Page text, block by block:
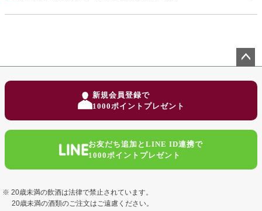
新規会員登録で
1000ポイントプレゼント
お友だち追加とLINE ID連携で
1000ポイントプレゼント
20歳未満の飲酒は法律で禁止されています。
20歳未満の酒類のご注文はご遠慮ください。